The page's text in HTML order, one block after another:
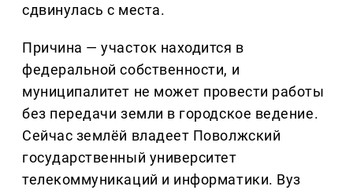
сдвинулась с места.
Причина — участок находится в
федеральной собственности, и
муниципалитет не может провести работы
без передачи земли в городское ведение.
Сейчас землёй владеет Поволжский
государственный университет
телекоммуникаций и информатики. Вуз